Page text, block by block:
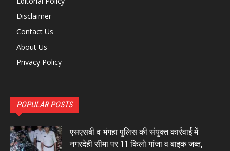
Disclaimer
Contact Us
About Us
Privacy Policy
POPULAR POSTS
एसएसबी व भंगहा पुलिस की संयुक्त कार्रवाई में
नगरदेही सीमा पर 11 किलो गांजा व बाइक जब्त,